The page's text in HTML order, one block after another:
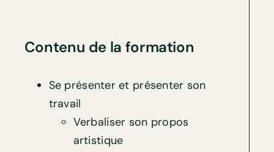
Contenu de la formation
Se présenter et présenter son
travail
Verbaliser son propos
artistique